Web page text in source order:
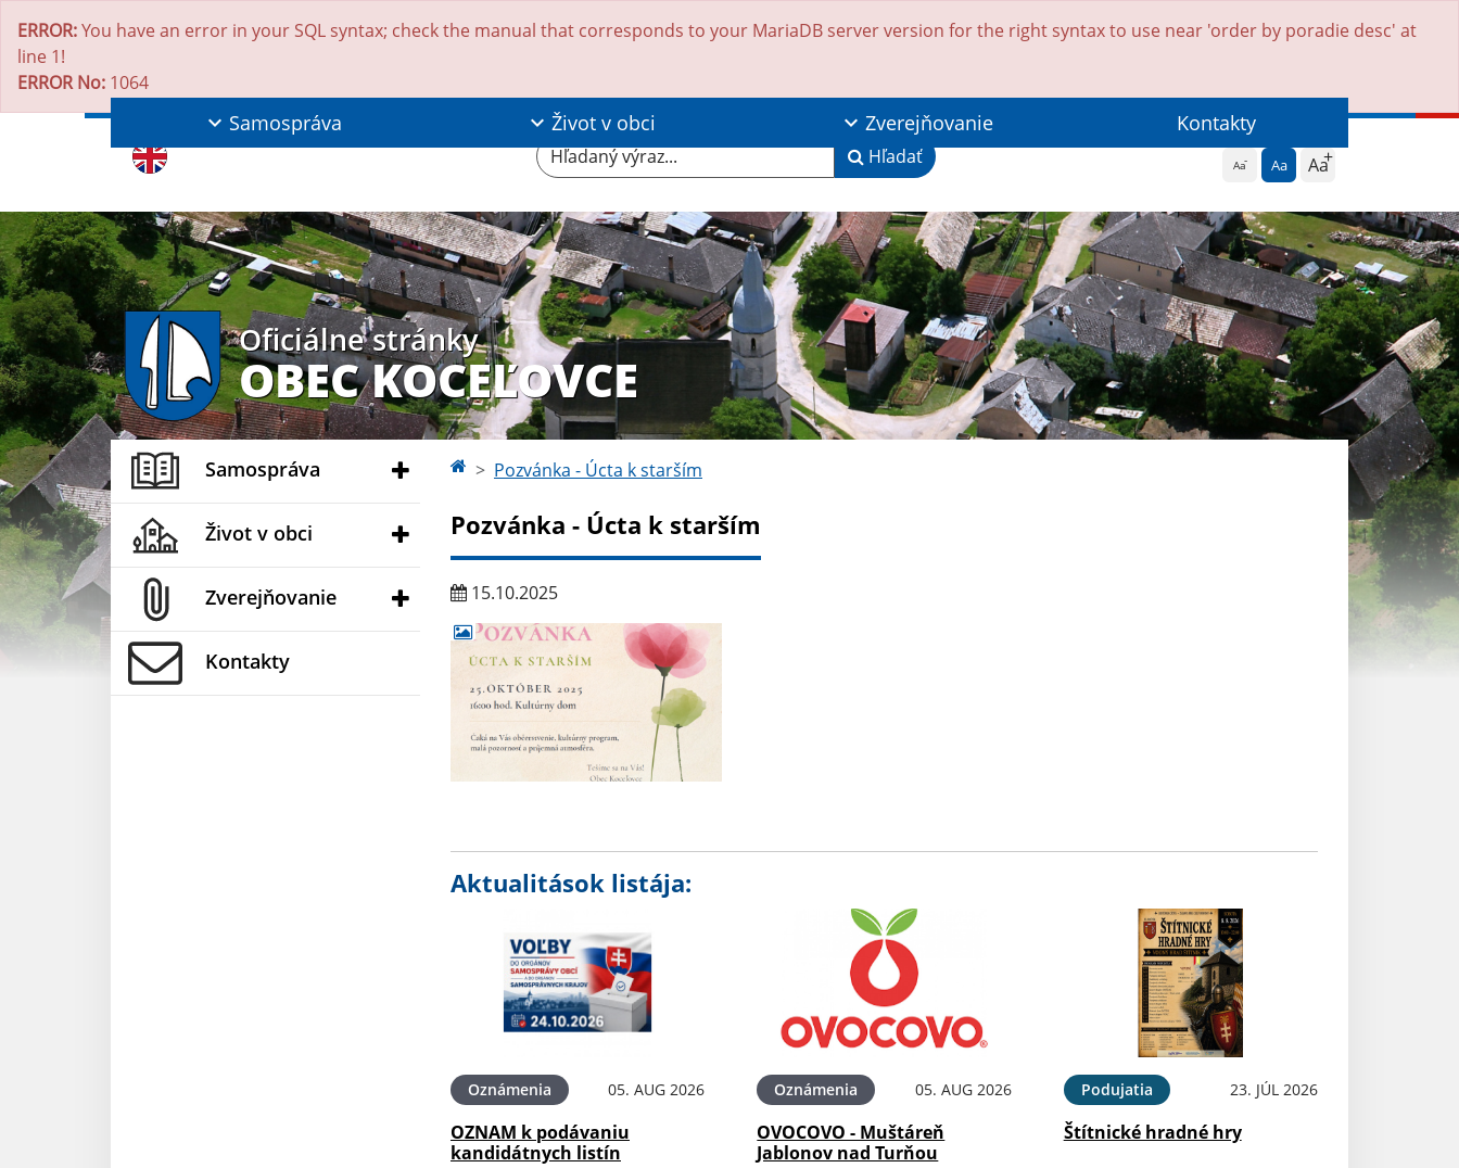
ERROR:You have an error in your SQL syntax; check the manual that corresponds to your MariaDB server version for the right syntax to use near 'order by poradie desc' at
line 1!
ERROR No: 1064
Aa Aa Aa
Hľadaný výraz... Hľadať
Samospráva Život v obci Zverejňovanie Kontakty
Oficiálne stránky
OBEC KOCEĽOVCE
Samospráva
Život v obci
Zverejňovanie
Kontakty
Pozvánka - Úcta k starším
Pozvánka - Úcta k starším
15.10.2025
Aktualitások listája:
Oznámenia 05. AUG 2026
OZNAM k podávaniu
kandidátnych listín
Oznámenia 05. AUG 2026
OVOCOVO - Muštáreň
Jablonov nad Turňou
Podujatia 23. JÚL 2026
Štítnické hradné hry